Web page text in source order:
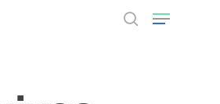
or ESC to close